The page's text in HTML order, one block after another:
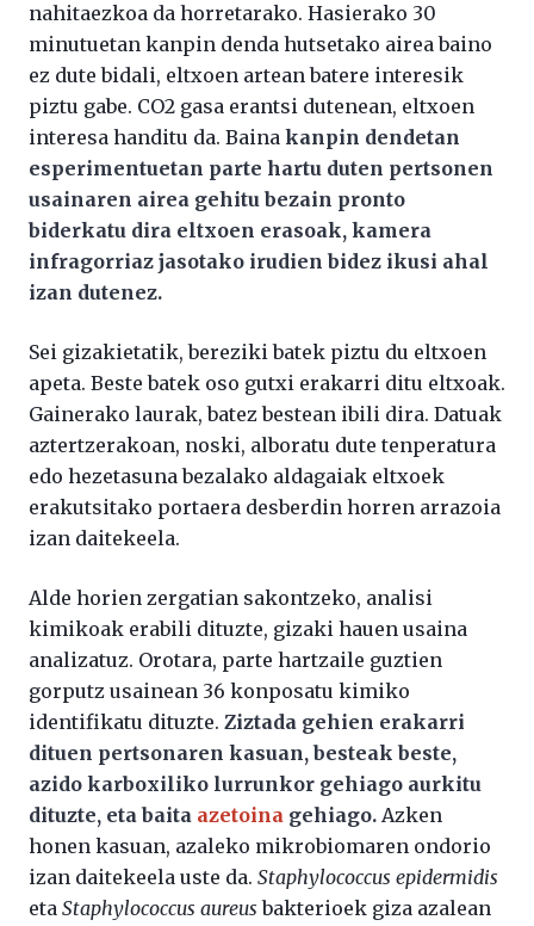
nahitaezkoa da horretarako. Hasierako 30
minutuetan kanpin denda hutsetako airea baino
ez dute bidali, eltxoen artean batere interesik
piztu gabe. CO2 gasa erantsi dutenean, eltxoen
interesa handitu da. Baina kanpin dendetan
esperimentuetan parte hartu duten pertsonen
usainaren airea gehitu bezain pronto
biderkatu dira eltxoen erasoak, kamera
infragorriaz jasotako irudien bidez ikusi ahal
izan dutenez.
Sei gizakietatik, bereziki batek piztu du eltxoen
apeta. Beste batek oso gutxi erakarri ditu eltxoak.
Gainerako laurak, batez bestean ibili dira. Datuak
aztertzerakoan, noski, alboratu dute tenperatura
edo hezetasuna bezalako aldagaiak eltxoek
erakutsitako portaera desberdin horren arrazoia
izan daitekeela.
Alde horien zergatian sakontzeko, analisi
kimikoak erabili dituzte, gizaki hauen usaina
analizatuz. Orotara, parte hartzaile guztien
gorputz usainean 36 konposatu kimiko
identifikatu dituzte. Ziztada gehien erakarri
dituen pertsonaren kasuan, besteak beste,
azido karboxiliko lurrunkor gehiago aurkitu
dituzte, eta baita azetoina gehiago. Azken
honen kasuan, azaleko mikrobiomaren ondorio
izan daitekeela uste da. Staphylococcus epidermidis
eta Staphylococcus aureus bakterioek giza azalean